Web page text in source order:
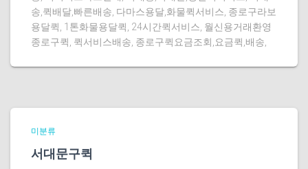
송,퀵배달,빠른배송, 다마스용달,화물퀵서비스, 종로구라보
용달퀵, 1톤화물용달퀵, 24시간퀵서비스, 월신용거래환영
종로구퀵, 퀵서비스배송, 종로구퀵요금조회,요금퀵,배송,
미분류
서대문구퀵